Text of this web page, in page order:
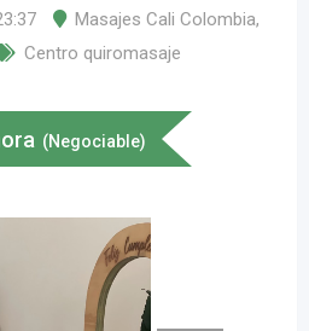
Masajes Cali Colombia,
Centro quiromasaje
(Negociable)